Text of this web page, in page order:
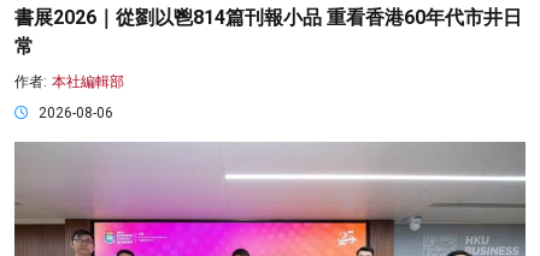
書展2026｜從劉以鬯814篇刊報小品 重看香港60年代市井日
常
作者: 本社編輯部
2026-08-06